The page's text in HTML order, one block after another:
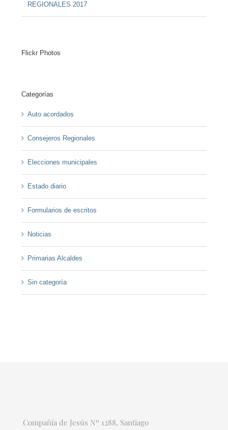
REGIONALES 2017
Flickr Photos
Categorías
Auto acordados
Consejeros Regionales
Elecciones municipales
Estado diario
Formularios de escritos
Noticias
Primarias Alcaldes
Sin categoría
Compañía de Jesús Nº 1288, Santiago